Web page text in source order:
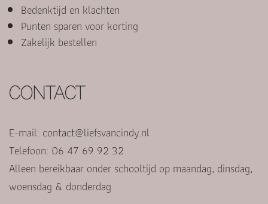
Bedenktijd en klachten
Punten sparen voor korting
Zakelijk bestellen
CONTACT
E-mail: contact@liefsvancindy.nl
Telefoon: 06 47 69 92 32
Alleen bereikbaar onder schooltijd op maandag, dinsdag,
woensdag & donderdag